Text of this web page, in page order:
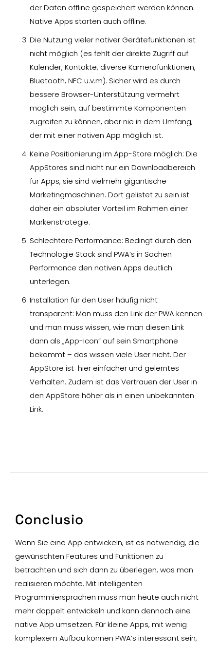
der Daten offline gespeichert werden können.
Native Apps starten auch offline.
Die Nutzung vieler nativer Gerätefunktionen ist
nicht möglich (es fehlt der direkte Zugriff auf
Kalender, Kontakte, diverse Kamerafunktionen,
Bluetooth, NFC u.v.m). Sicher wird es durch
bessere Browser-Unterstützung vermehrt
möglich sein, auf bestimmte Komponenten
zugreifen zu können, aber nie in dem Umfang,
der mit einer nativen App möglich ist.
Keine Positionierung im App-Store möglich: Die
AppStores sind nicht nur ein Downloadbereich
für Apps, sie sind vielmehr gigantische
Marketingmaschinen. Dort gelistet zu sein ist
daher ein absoluter Vorteil im Rahmen einer
Markenstrategie.
Schlechtere Performance: Bedingt durch den
Technologie Stack sind PWA’s in Sachen
Performance den nativen Apps deutlich
unterlegen.
Installation für den User häufig nicht
transparent: Man muss den Link der PWA kennen
und man muss wissen, wie man diesen Link
dann als „App-Icon“ auf sein Smartphone
bekommt – das wissen viele User nicht. Der
AppStore ist hier einfacher und gelerntes
Verhalten. Zudem ist das Vertrauen der User in
den AppStore höher als in einen unbekannten
Link.
Conclusio
Wenn Sie eine App entwickeln, ist es notwendig, die
gewünschten Features und Funktionen zu
betrachten und sich dann zu überlegen, was man
realisieren möchte. Mit intelligenten
Programmiersprachen muss man heute auch nicht
mehr doppelt entwickeln und kann dennoch eine
native App umsetzen. Für kleine Apps, mit wenig
komplexem Aufbau können PWA’s interessant sein,